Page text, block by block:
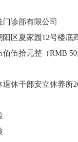
诊部有限公司
区夏家园 12号楼底
伍拾元整（RMB
退休干部安立休养所